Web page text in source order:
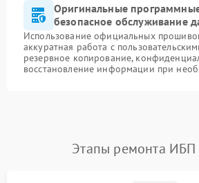
Оригинальные
безопасное обслуживание
Использование официальных
аккуратная работа с
резервное копирование,
восстановление информации при
Этапы ремонта ИБП